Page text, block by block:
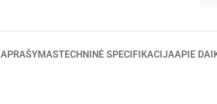
APRAŠYMASTECHNINĖ SPECIFIKACIJAAPIE